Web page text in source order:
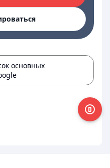
основных